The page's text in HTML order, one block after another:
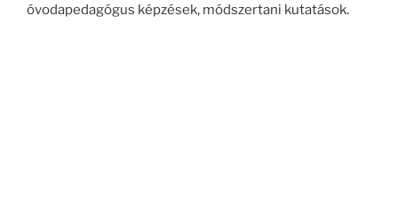
óvodapedagógus képzések, módszertani kutatások.